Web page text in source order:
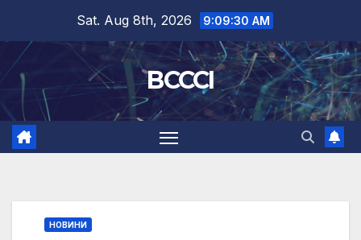
content
Sat. Aug 8th, 2026 9:09:31 AM
BCCCI
НОВИНИ